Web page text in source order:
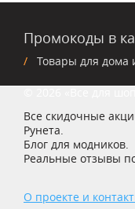
Промокоды в
Товары для дома
Все скидочные
Рунета.
Блог для модников.
Реальные отзывы
О проекте и